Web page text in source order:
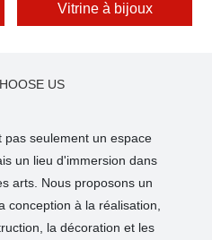
Vitrine à bijoux
US
pas seulement un espace
un lieu d'immersion dans
arts. Nous proposons un
conception à la réalisation,
la décoration et les